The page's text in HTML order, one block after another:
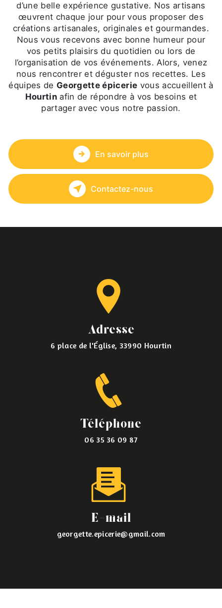
d’une belle expérience gustative. Nos artisans
œuvrent chaque jour pour vous proposer des
créations artisanales, originales et gourmandes.
Nous vous recevons avec bonne humeur pour
vos petits plaisirs du quotidien ou lors de
l’organisation de vos événements. Alors, venez
nous rencontrer et déguster nos recettes. Les
équipes de Georgette épicerie vous accueillent à
Hourtinafin de répondre à vos besoins et
partager avec vous notre passion.
En savoir plus
Contactez-nous
Adresse
6 place de l'Église, 33990 Hourtin
Téléphone
06 35 36 09 87
E-mail
georgette.epicerie@gmail.com